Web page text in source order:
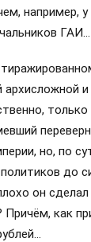
например,
ГАИ…
и
но, по
до
он
как